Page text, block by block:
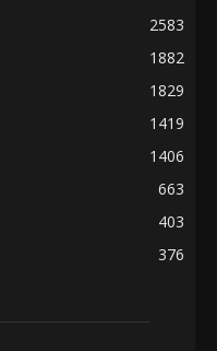
2583
1882
1829
1419
1406
663
403
376